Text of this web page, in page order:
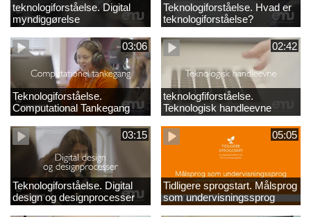
teknologiforståelse. Digital
myndiggørelse
Teknologiforståelse. Hvad er
teknologiforståelse?
03:06
Teknologiforståelse.
Computational Tankegang
02:42
teknologfiforståelse.
Teknologisk handleevne
03:15
Teknologiforståelse. Digital
design og designprocesser
05:05
Tidligere sprogstart. Målsprog
som undervisningssprog